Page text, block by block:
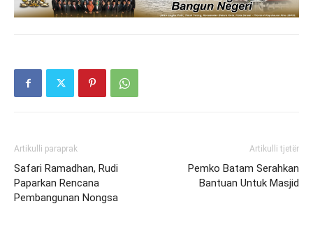
Artikulli paraprak
Safari Ramadhan, Rudi
Paparkan Rencana
Pembangunan Nongsa
Artikulli tjetër
Pemko Batam Serahkan
Bantuan Untuk Masjid